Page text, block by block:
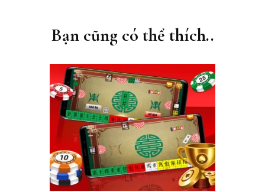
Bạn cũng có thể thích..